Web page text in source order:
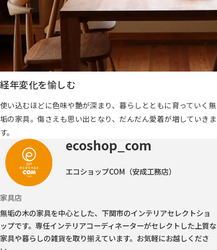
経年変化を愉しむ
使い込むほどに色味や艶が深まり、暮らしとともに育っていく無
垢の家具。傷さえも思い出となり、だんだん愛着が増していきま
す。
ecoshop_com
エコショップCOM（安成工務店）
家具店
無垢の木の家具を中心とした、下関市のインテリアセレクトショ
ップです。 専任インテリアコーディネーターがセレクトした上質な
家具や暮らしの雑貨を取り揃えています。お気軽にお越しくださ